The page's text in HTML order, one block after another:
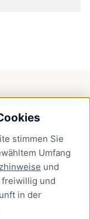
stimmen Sie
Umfang
und
und
in der